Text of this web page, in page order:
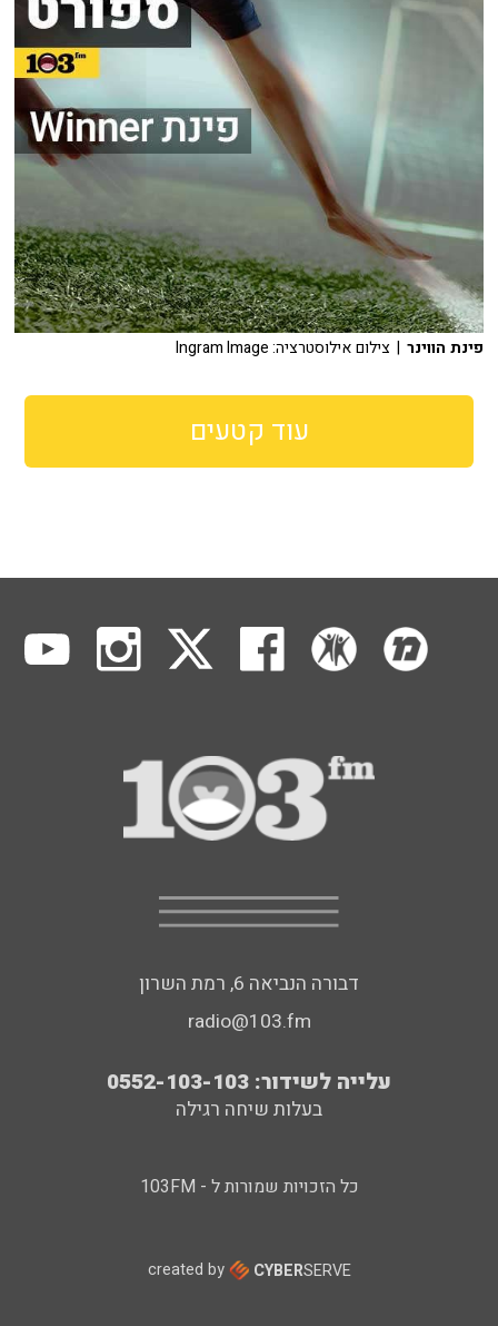
פינת הווינר | צילום אילוסטרציה: Ingram Image
עוד קטעים
דבורה הנביאה 6, רמת השרון
radio@103.fm
עלייה לשידור: 0552-103-103
בעלות שיחה רגילה
כל הזכויות שמורות ל - 103FM
created by CYBERSERVE